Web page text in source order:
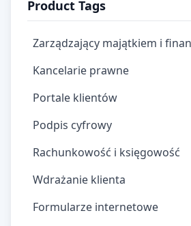
Product Tags
Zarządzający majątkiem i
Kancelarie prawne
Portale klientów
Podpis cyfrowy
Rachunkowość i księgowość
Wdrażanie klienta
Formularze internetowe